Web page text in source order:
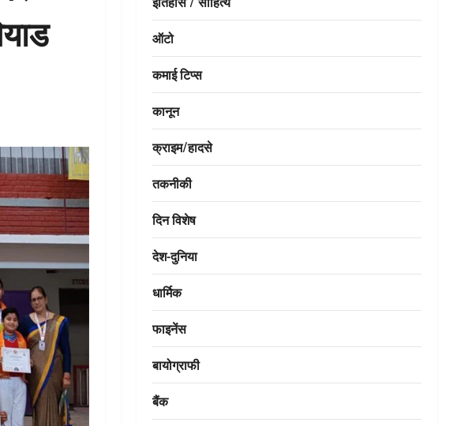
ऑटो
कमाई टिप्स
कानून
क्राइम/हादसे
तकनीकी
दिन विशेष
देश-दुनिया
धार्मिक
फाइनेंस
बायोग्राफी
बैंक